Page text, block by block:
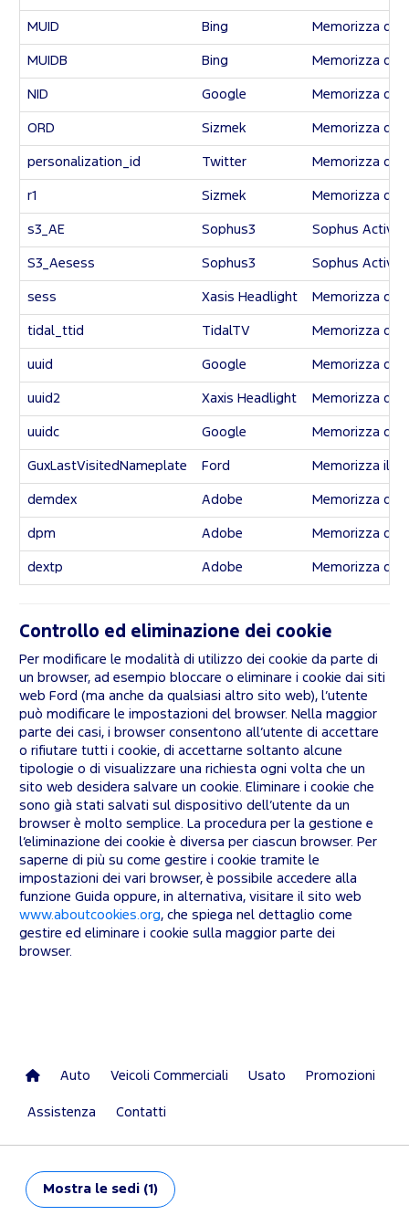
MUID Bing Memorizza
MUIDB Bing Memorizza
NID Google Memorizza
ORD Sizmek Memorizza
personalization_id Twitter Memorizza
r1 Sizmek Memorizza
s3_AE Sophus3 Sophus Active
S3_Aesess Sophus3 Sophus Active
sess Xasis Headlight Memorizza
tidal_ttid TidalTV Memorizza
uuid Google Memorizza
uuid2 Xaxis Headlight Memorizza
uuidc Google Memorizza
GuxLastVisitedNameplate Ford Memorizza il
demdex Adobe Memorizza
dpm Adobe Memorizza
dextp Adobe Memorizza
Controllo ed eliminazione dei cookie
Per modificare le modalità di utilizzo dei cookie da parte di
un browser, ad esempio bloccare o eliminare i cookie dai siti
web Ford (ma anche da qualsiasi altro sito web), l’utente
può modificare le impostazioni del browser. Nella maggior
parte dei casi, i browser consentono all’utente di accettare
o rifiutare tutti i cookie, di accettarne soltanto alcune
tipologie o di visualizzare una richiesta ogni volta che un
sito web desidera salvare un cookie. Eliminare i cookie che
sono già stati salvati sul dispositivo dell’utente da un
browser è molto semplice. La procedura per la gestione e
l’eliminazione dei cookie è diversa per ciascun browser. Per
saperne di più su come gestire i cookie tramite le
impostazioni dei vari browser, è possibile accedere alla
funzione Guida oppure, in alternativa, visitare il sito web
www.aboutcookies.org, che spiega nel dettaglio come
gestire ed eliminare i cookie sulla maggior parte dei
browser.
Auto Veicoli Commerciali Usato Promozioni
Assistenza Contatti
Mostra le sedi (1)